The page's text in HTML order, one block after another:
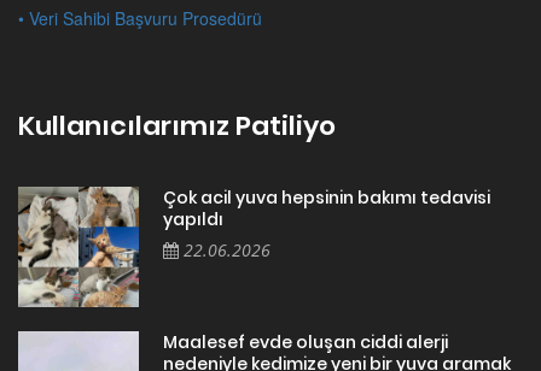
• Veri Sahibi Başvuru Prosedürü
Kullanıcılarımız Patiliyo
Çok acil yuva hepsinin bakımı tedavisi
yapıldı
22.06.2026
Maalesef evde oluşan ciddi alerji
nedeniyle kedimize yeni bir yuva aramak